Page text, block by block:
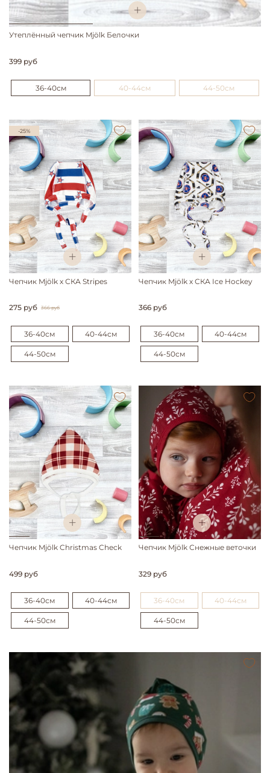
Утеплённый чепчик Mjölk Белочки
399 руб
36-40см 40-44см 44-50см
-25%
Чепчик Mjölk х СКА Stripes
275 руб 366 руб
36-40см 40-44см
44-50см
Чепчик Mjölk х СКА Ice Hockey
366 руб
36-40см 40-44см
44-50см
Чепчик Mjölk Christmas Check
499 руб
36-40см 40-44см
44-50см
Чепчик Mjölk Снежные веточки
329 руб
36-40см 40-44см
44-50см